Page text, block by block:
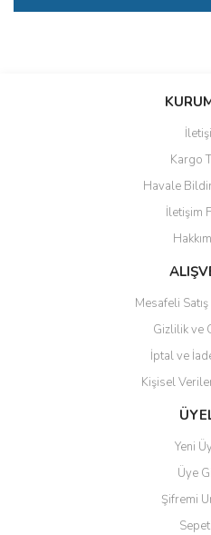
Bu ürüne ilk
Ürün resmi kalitesiz, bozuk
Ürün açıklamasında eksik
Ürün bilgilerinde hatalar
Ürün fiyatı diğer sitelerden daha
Bu ürüne benzer farklı
Kargo
Havale
İletişim
Mesafeli
Gizlilik ve
İptal ve
Kişisel
Yeni
Üye
Şifremi